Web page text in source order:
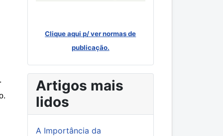
Clique aqui p/ ver normas de
publicação.
Artigos mais
lidos
A Importância da